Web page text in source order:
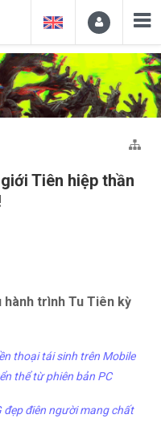
Tiên hiệp thần
hành trình Tu Tiên kỳ
thoại tái sinh trên Mobile
thể từ phiên bản PC
đẹp điên người mang chất